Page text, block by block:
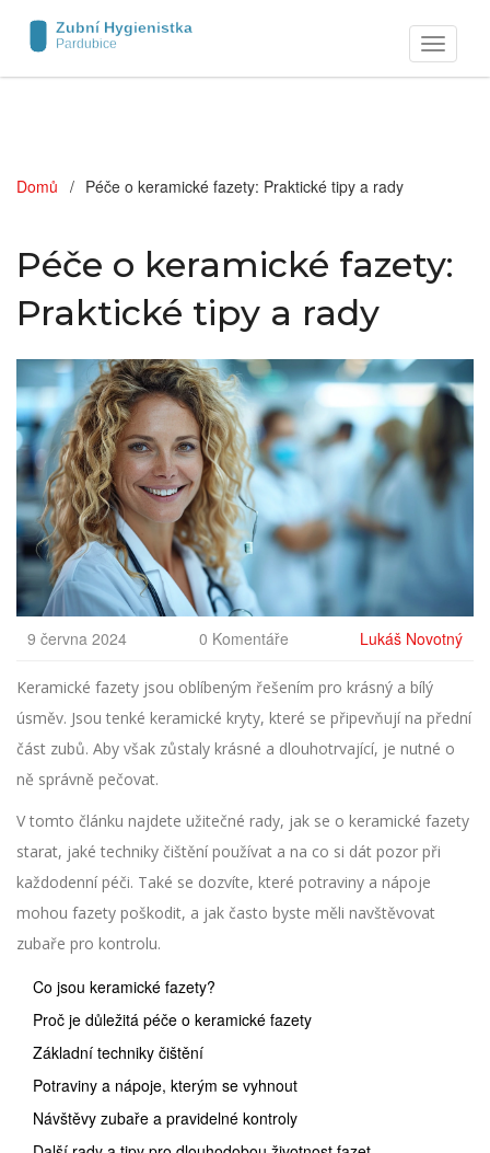
Zobrazit
navigaci
Domů Péče o keramické fazety: Praktické tipy a rady
Péče o keramické fazety:
Praktické tipy a rady
9 června 2024 0 Komentáře Lukáš Novotný
Keramické fazety jsou oblíbeným řešením pro krásný a bílý
úsměv. Jsou tenké keramické kryty, které se připevňují na přední
část zubů. Aby však zůstaly krásné a dlouhotrvající, je nutné o
ně správně pečovat.
V tomto článku najdete užitečné rady, jak se o keramické fazety
starat, jaké techniky čištění používat a na co si dát pozor při
každodenní péči. Také se dozvíte, které potraviny a nápoje
mohou fazety poškodit, a jak často byste měli navštěvovat
zubaře pro kontrolu.
Co jsou keramické fazety?
Proč je důležitá péče o keramické fazety
Základní techniky čištění
Potraviny a nápoje, kterým se vyhnout
Návštěvy zubaře a pravidelné kontroly